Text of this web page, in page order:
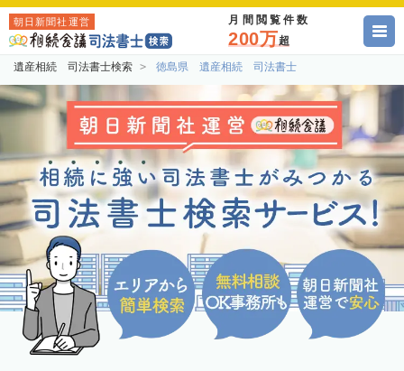
朝日新聞社運営 月間閲覧件数
200万超
遺産相続 司法書士検索 徳島県 遺産相続 司法書士